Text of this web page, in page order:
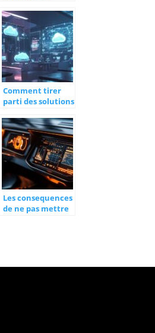
en streaming en
famille
Comment tirer
parti des solutions
votre entreprise
Les consequences
de ne pas mettre